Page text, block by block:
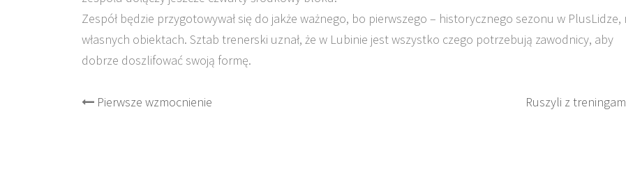
Zespół będzie przygotowywał się do jakże ważnego, bo pierwszego – historycznego sezonu w PlusLidze,
własnych obiektach. Sztab trenerski uznał, że w Lubinie jest wszystko czego potrzebują zawodnicy, aby
dobrze doszlifować swoją formę.
Post
Pierwsze wzmocnienie Ruszyli z